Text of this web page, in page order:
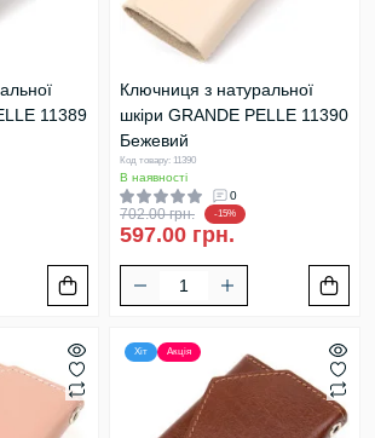
11389
Ключниця з натуральної
шкіри GRANDE PELLE 11390
Бежевий
Код товару: 11390
В наявності
0
702.00 грн. -15%
597.00 грн.
Хіт Акція